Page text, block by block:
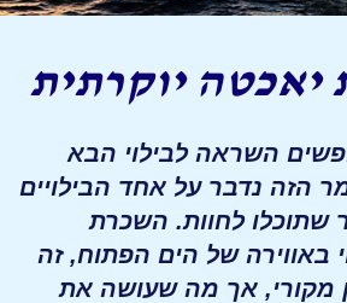
יאכטה יוקרתית
השראה לבילוי הבא
הזה נדבר על אחד הבילויים
שתוכלו לחוות. השכרת
באווירה של הים הפתוח, זה
מקורי, אך מה שעושה את